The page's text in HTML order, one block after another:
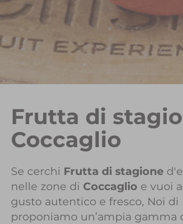
Frutta di
Coccaglio
Se cerchi Frutta di stagione
nelle zone di Coccaglio e vuoi
gusto autentico e fresco, Noi di
proponiamo un’ampia gamma